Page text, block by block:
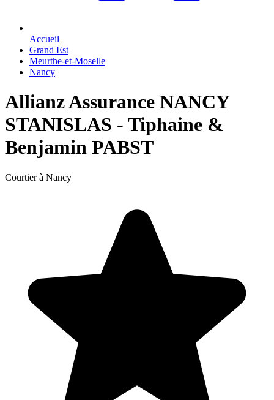
Accueil
Grand Est
Meurthe-et-Moselle
Nancy
Allianz Assurance NANCY
STANISLAS - Tiphaine &
Benjamin PABST
Courtier à Nancy